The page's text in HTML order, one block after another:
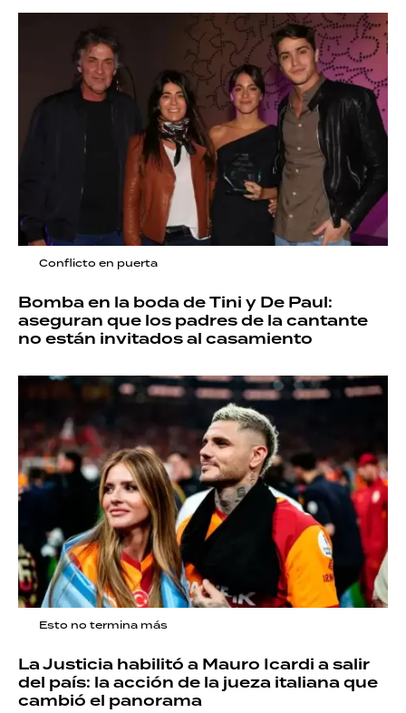
Conflicto en puerta
Bomba en la boda de Tini y De Paul:
aseguran que los padres de la cantante
no están invitados al casamiento
Esto no termina más
La Justicia habilitó a Mauro Icardi a salir
del país: la acción de la jueza italiana que
cambió el panorama